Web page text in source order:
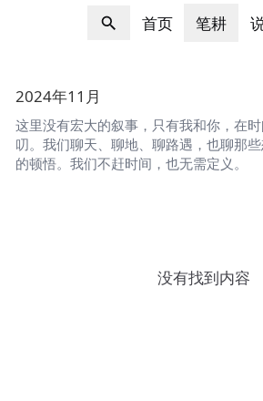
首页 笔耕
2024年11月
这里没有宏大的叙事，只有我和你，在
叨。我们聊天、聊地、聊路遇，也聊那
的顿悟。我们不赶时间，也无需定义。
没有找到内容